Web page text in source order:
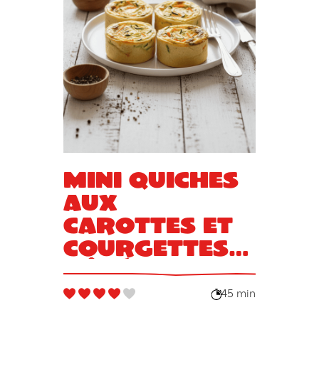
Mini quiches
aux
carottes et
courgettes
râpées
45 min